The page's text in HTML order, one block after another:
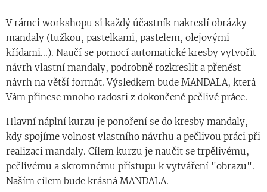
V rámci workshopu si každý účastník nakreslí obrázky
mandaly (tužkou, pastelkami, pastelem, olejovými
křídami...). Naučí se pomocí automatické kresby vytvořit
návrh vlastní mandaly, podrobně rozkreslit a přenést
návrh na větší formát. Výsledkem bude MANDALA, která
Vám přinese mnoho radosti z dokončené pečlivé práce.
Hlavní náplní kurzu je ponoření se do kresby mandaly,
kdy spojíme volnost vlastního návrhu a pečlivou práci při
realizaci mandaly. Cílem kurzu je naučit se trpělivému,
pečlivému a skromnému přístupu k vytváření "obrazu".
Naším cílem bude krásná MANDALA.